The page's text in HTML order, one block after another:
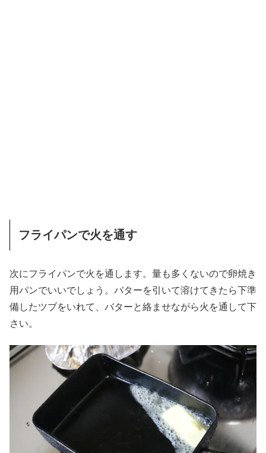
フライパンで火を通す
次にフライパンで火を通します。量も多くないので卵焼き
用パンでいいでしょう。バターを引いて溶けてきたら下準
備したツブをいれて、バターと絡ませながら火を通して下
さい。